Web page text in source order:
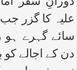
علیہ کا گزر
سائے گہرے
دن کے اجالے